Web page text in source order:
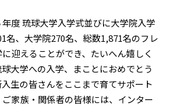
度 琉球大学入学式並びに大学院入学
名、大学院270名、総数1,871名のフレ
迎えることができ、たいへん嬉しく
大学への入学、まことにおめでとう
生の皆さんをここまで育てサポート
家族・関係者の皆様には、インター